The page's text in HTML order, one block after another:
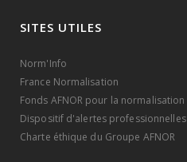
SITES UTILES
Norm'Info
France Normalisation
Fonds AFNOR pour la normalisation
Dispositif d'alertes professionnelles
Charte éthique du Groupe AFNOR